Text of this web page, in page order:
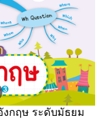
งกฤษ ระดับมัธยม